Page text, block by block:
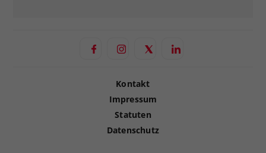
Kontakt
Impressum
Statuten
Datenschutz